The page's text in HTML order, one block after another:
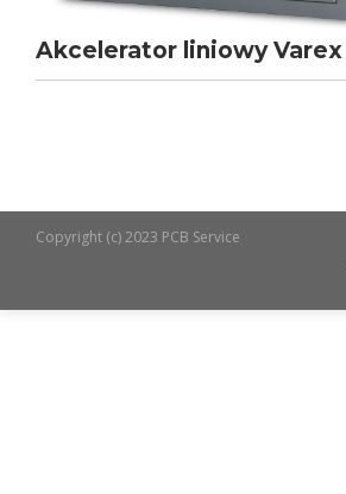
Akcelerator liniowy Varex
Copyright (c) 2023 PCB Service